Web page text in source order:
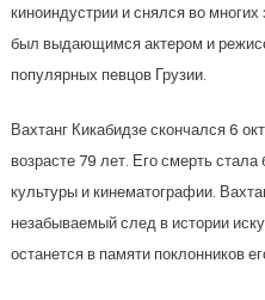
киноиндустрии и снялся во
был выдающимся актером и
популярных певцов Грузии.
Вахтанг Кикабидзе скончался 6
возрасте 79 лет. Его смерть
культуры и кинематографии.
незабываемый след в истории
останется в памяти поклонников